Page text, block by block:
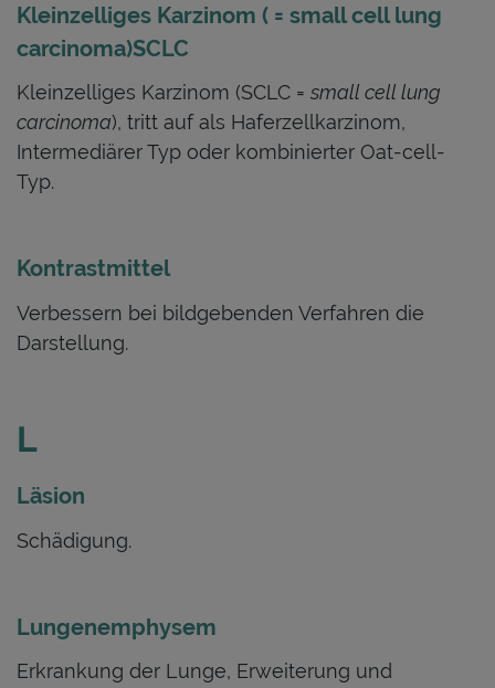
Kleinzelliges Karzinom ( = small cell lung
carcinoma)SCLC
Kleinzelliges Karzinom (SCLC = small cell lung
carcinoma), tritt auf als Haferzellkarzinom,
Intermediärer Typ oder kombinierter Oat-cell-
Typ.
Kontrastmittel
Verbessern bei bildgebenden Verfahren die
Darstellung.
L
Läsion
Schädigung.
Lungenemphysem
Erkrankung der Lunge, Erweiterung und